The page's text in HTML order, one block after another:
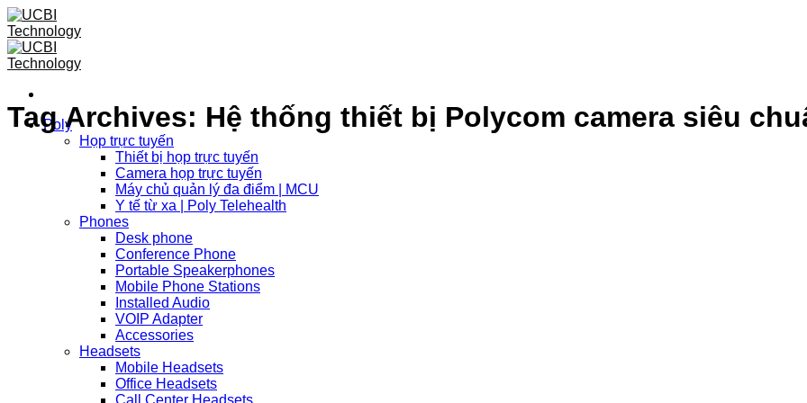
Skip
to
content
Poly
Họp trực tuyến
Thiết bị họp trực tuyến
Camera họp trực tuyến
Máy chủ quản lý đa điểm | MCU
Y tế từ xa | Poly Telehealth
Phones
Desk phone
Conference Phone
Portable Speakerphones
Mobile Phone Stations
Installed Audio
VOIP Adapter
Accessories
Headsets
Mobile Headsets
Office Headsets
Call Center Headsets
Tag Archives: Hệ thống thiết bị Polycom camera siêu